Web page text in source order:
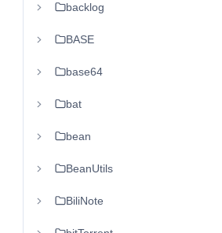
backlog
BASE
base64
bat
bean
BeanUtils
BiliNote